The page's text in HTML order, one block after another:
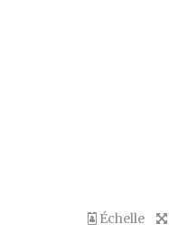
Échelle